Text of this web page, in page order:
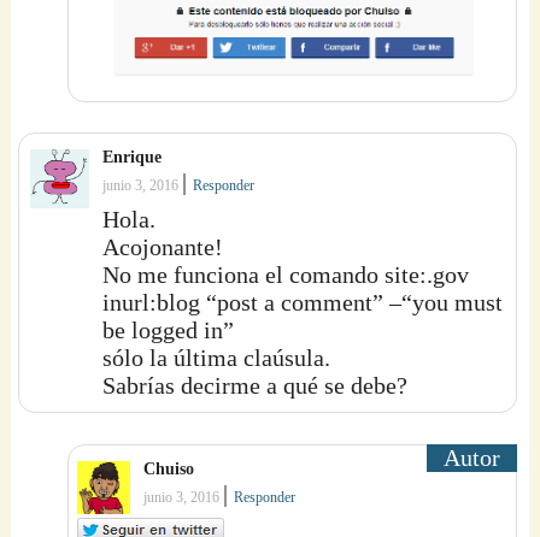
Enrique
junio 3, 2016 |Responder
Hola.
Acojonante!
No me funciona el comando site:.gov
inurl:blog “post a comment” –“you must
be logged in”
sólo la última claúsula.
Sabrías decirme a qué se debe?
Chuiso
junio 3, 2016 |Responder